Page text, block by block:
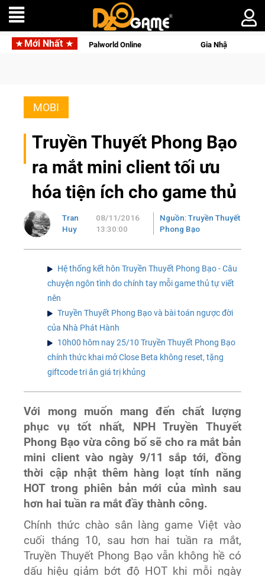
Mới Nhất
gọi Palworld Online Gia Nhập Closed Beta Norse Saga:
MOBI
Truyền Thuyết Phong Bạo
ra mắt mini client tối ưu
hóa tiện ích cho game thủ
Tran
Huy
08/11/2016
13:30:00
Nguồn: Truyền Thuyết
Phong Bạo
Hệ thống kết hôn Truyền Thuyết Phong Bạo - Câu
chuyện ngôn tình do chính tay mỗi game thủ tự viết
nên
Truyền Thuyết Phong Bạo và bài toán ngược đời
của Nhà Phát Hành
10h00 hôm nay 25/10 Truyền Thuyết Phong Bạo
chính thức khai mở Close Beta không reset, tặng
giftcode tri ân giá trị khủng
Với mong muốn mang đến chất lượng
phục vụ tốt nhất, NPH Truyền Thuyết
Phong Bạo vừa công bố sẽ cho ra mắt bản
mini client vào ngày 9/11 sắp tới, đồng
thời cập nhật thêm hàng loạt tính năng
HOT trong phiên bản mới của mình sau
hơn hai tuần ra mắt đầy thành công.
Chính thức chào sân làng game Việt vào
cuối tháng 10, sau hơn hai tuần ra mắt,
Truyền Thuyết Phong Bạo vẫn không hề có
dấu hiệu giảm bớt độ HOT khi mỗi ngày